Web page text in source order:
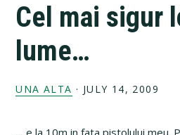
Cel mai sigur
lume…
UNA ALTA · JULY 14, 2009
… e la 10m in fata pistolului meu.